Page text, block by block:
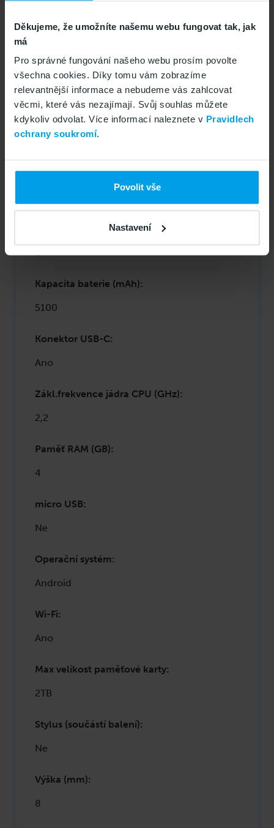
Děkujeme, že umožníte našemu webu fungovat tak, jak
má
Pro správné fungování našeho webu prosím povolte
všechna cookies. Díky tomu vám zobrazíme
relevantnější informace a nebudeme vás zahlcovat
věcmi, které vás nezajímají. Svůj souhlas můžete
kdykoliv odvolat. Více informací naleznete v Pravidlech
ochrany soukromí.
Povolit vše
Nastavení
8
Přední fotoaparát (Mpx)
5
Model:
SM-X135FZAAEUE
Displej - rozlišení:
Počet jader CPU:
8
Kapacita baterie (mAh):
5100
Konektor USB-C:
Ano
Zákl.frekvence jádra CPU (GHz):
2,2
Paměť RAM (GB):
4
micro USB:
Ne
Operační systém:
Android
Wi-Fi:
Ano
Max velikost paměťové karty:
2TB
Stylus (součástí balení):
Ne
Výška (mm):
8